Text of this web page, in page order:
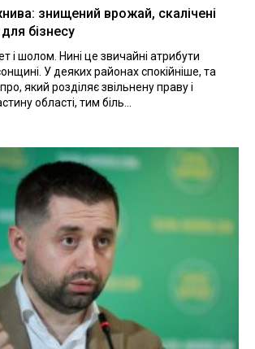
знищений врожай, скалічені
бізнесу
і шолом. Нині це звичайні атрибути
У деяких районах спокійніше, та
який розділяє звільнену праву і
області, тим біль...